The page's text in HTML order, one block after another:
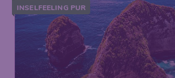
INSELFEELING PUR